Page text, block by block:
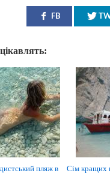
FB
пляж в
Сім кращих